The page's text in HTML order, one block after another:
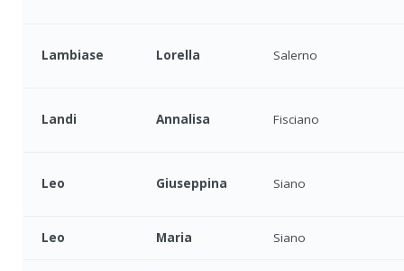
Lambiase Lorella Salerno
Landi Annalisa Fisciano
Leo Giuseppina Siano
Leo Maria Siano